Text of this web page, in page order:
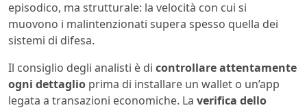
episodico, ma strutturale: la velocità con cui si
muovono i malintenzionati supera spesso quella dei
sistemi di difesa.
Il consiglio degli analisti è di controllare attentamente
ogni dettaglio prima di installare un wallet o un’app
legata a transazioni economiche. La verifica dello